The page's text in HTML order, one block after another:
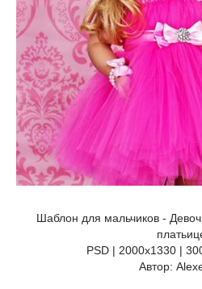
Шаблон для мальчиков -
PSD | 2000x1330 |
Автор: